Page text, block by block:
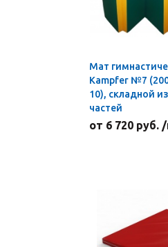
Мат
Kampfer №7 (200
10), складной
частей
от 6 720 руб.